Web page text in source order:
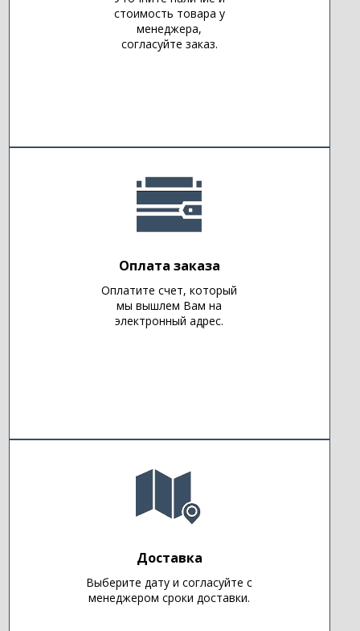
стоимость товара у
менеджера,
согласуйте заказ.
Оплата заказа
Оплатите счет, который
мы вышлем Вам на
электронный адрес.
Доставка
Выберите дату и согласуйте с
менеджером сроки доставки.